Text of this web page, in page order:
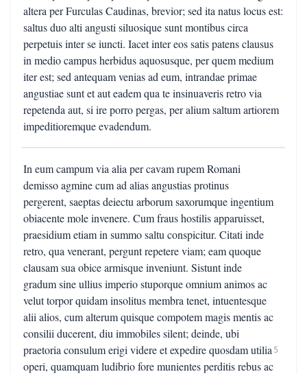
altera per Furculas Caudinas, brevior; sed ita natus locus est:
saltus duo alti angusti siluosique sunt montibus circa
perpetuis inter se iuncti. Iacet inter eos satis patens clausus
in medio campus herbidus aquosusque, per quem medium
iter est; sed antequam venias ad eum, intrandae primae
angustiae sunt et aut eadem qua te insinuaveris retro via
repetenda aut, si ire porro pergas, per alium saltum artiorem
impeditioremque evadendum.
In eum campum via alia per cavam rupem Romani
demisso agmine cum ad alias angustias protinus
pergerent, saeptas deiectu arborum saxorumque ingentium
obiacente mole invenere. Cum fraus hostilis apparuisset,
praesidium etiam in summo saltu conspicitur. Citati inde
retro, qua venerant, pergunt repetere viam; eam quoque
clausam sua obice armisque inveniunt. Sistunt inde
gradum sine ullius imperio stuporque omnium animos ac
velut torpor quidam insolitus membra tenet, intuentesque
alii alios, cum alterum quisque compotem magis mentis ac
consilii ducerent, diu immobiles silent; deinde, ubi
praetoria consulum erigi videre et expedire quosdam utilia
operi, quamquam ludibrio fore munientes perditis rebus ac
5